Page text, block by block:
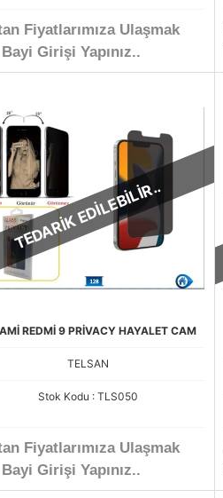
Fiyatlarımıza Ulaşmak
Girişi Yapınız..
TEDARİK EDİLEBİLİR..
REDMİ 9 PRİVACY HAYALET CAM
TELSAN
Stok Kodu : TLS050
Fiyatlarımıza Ulaşmak
Girişi Yapınız..